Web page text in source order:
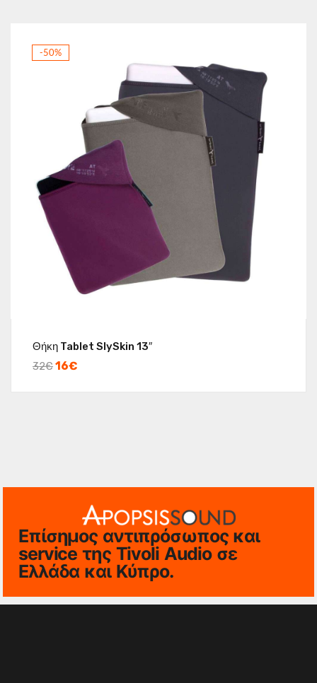
-50%
Θήκη Tablet SlySkin 13″
32€16€
Επίσημος αντιπρόσωπος και
service της Tivoli Audio σε
Ελλάδα και Κύπρο.